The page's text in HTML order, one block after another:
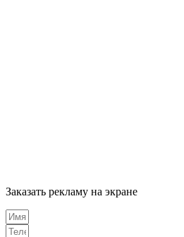
Заказать рекламу на экране